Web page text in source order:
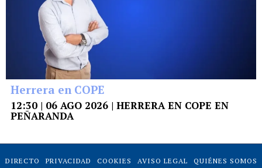
Herrera en COPE
12:30 | 06 AGO 2026 | HERRERA EN COPE EN
PEÑARANDA
DIRECTO PRIVACIDAD COOKIES AVISO LEGAL
QUIÉNES SOMOS